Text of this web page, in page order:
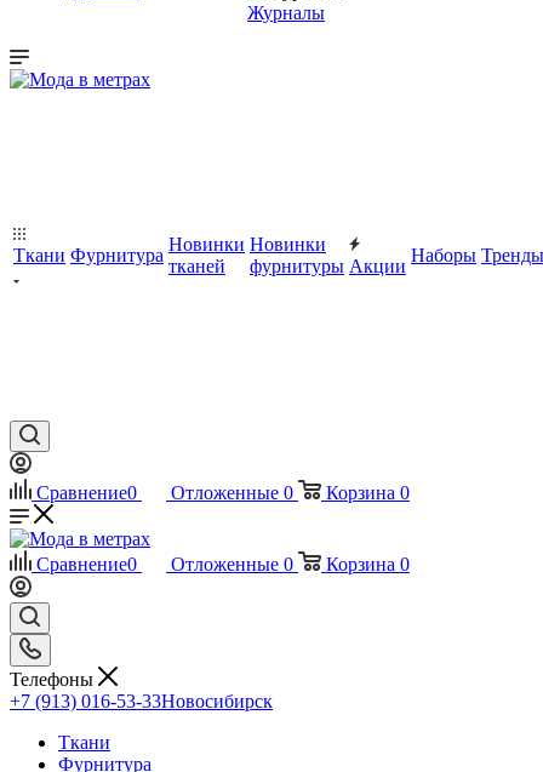
Журналы
Ткани Фурнитура
Новинки
тканей
Новинки
фурнитуры Акции
Наборы Тренды
Сравнение0 Отложенные 0 Корзина 0
Сравнение0 Отложенные 0 Корзина 0
Телефоны
+7 (913) 016-53-33Новосибирск
Ткани
Фурнитура